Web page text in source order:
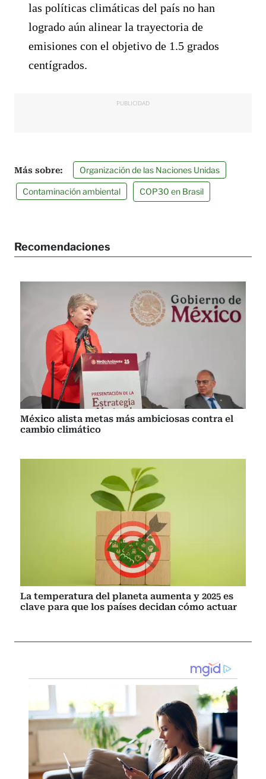
las políticas climáticas del país no han
logrado aún alinear la trayectoria de
emisiones con el objetivo de 1.5 grados
centígrados.
PUBLICIDAD
Organización de las Naciones Unidas
Contaminación ambiental COP30 en Brasil
Recomendaciones
México alista metas más ambiciosas contra el
cambio climático
La temperatura del planeta aumenta y 2025 es
clave para que los países decidan cómo actuar